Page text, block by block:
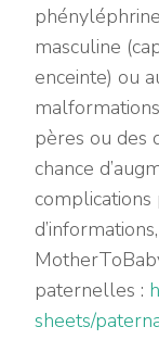
masculine
enceinte) ou
pères ou des
chance
paternelles :
sheets/